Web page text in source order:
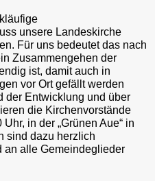
unsere Landeskirche
Für uns bedeutet das nach
Zusammengehen der
ist, damit auch in
vor Ort gefällt werden
der Entwicklung und über
die Kirchenvorstände
in der „Grünen Aue“ in
sind dazu herzlich
alle Gemeindeglieder